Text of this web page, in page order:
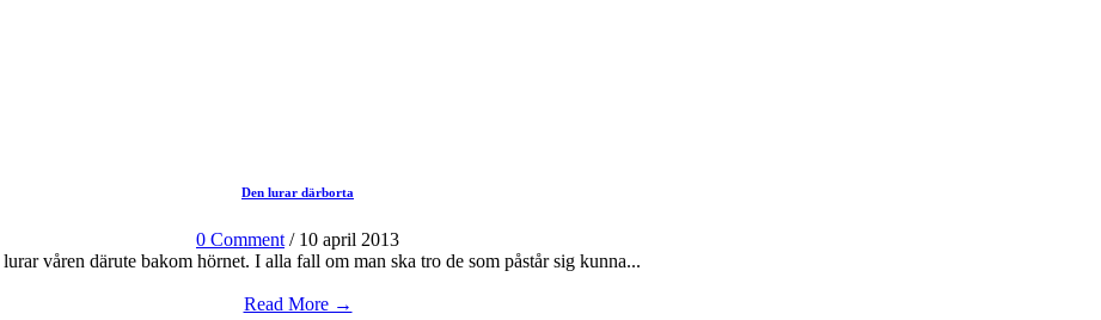
Den lurar därborta
0 Comment / 10 april 2013
lurar våren därute bakom hörnet. I alla fall om man ska tro de som påstår sig kunna...
Read More →